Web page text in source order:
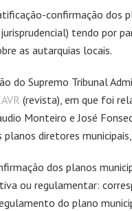
confirmação dos
tendo por
as autarquias locais.
do Supremo Tribunal
(revista), em que foi
Monteiro e José
diretores
dos planos
ou regulamentar:
do plano